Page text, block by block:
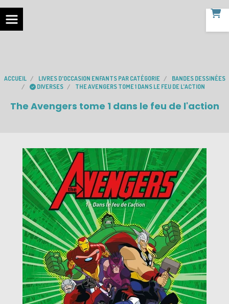
ACCUEIL LIVRES D'OCCASION ENFANTS PAR CATÉGORIE
BANDES DESSINÉES
DIVERSES
THE AVENGERS TOME 1 DANS LE FEU DE L'ACTION
The Avengers tome 1 dans le feu de l'action